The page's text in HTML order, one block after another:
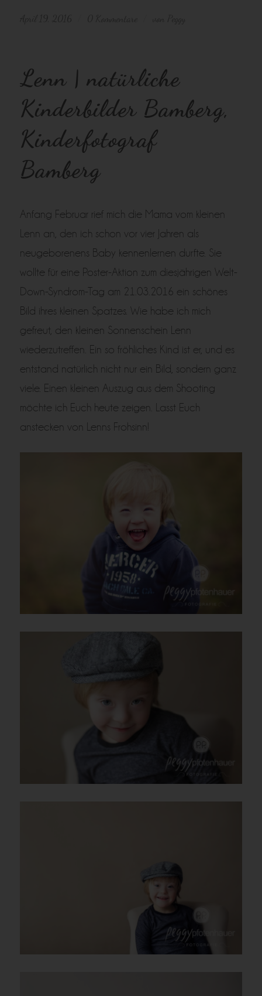
Lenn | natürliche
Kinderbilder Bamberg,
Kinderfotograf
Bamberg
Anfang Februar rief mich die Mama vom kleinen
Lenn an, den ich schon vor vier Jahren als
neugeborenens Baby kennenlernen durfte. Sie
wollte für eine Poster-Aktion zum diesjährigen Welt-
Down-Syndrom-Tag am 21.03.2016 ein schönes
Bild ihres kleinen Spatzes. Wie habe ich mich
gefreut, den kleinen Sonnenschein Lenn
wiederzutreffen. Ein so fröhliches Kind ist er, und es
entstand natürlich nicht nur ein Bild, sondern ganz
viele. Einen kleinen Auszug aus dem Shooting
möchte ich Euch heute zeigen. Lasst Euch
anstecken von Lenns Frohsinn!